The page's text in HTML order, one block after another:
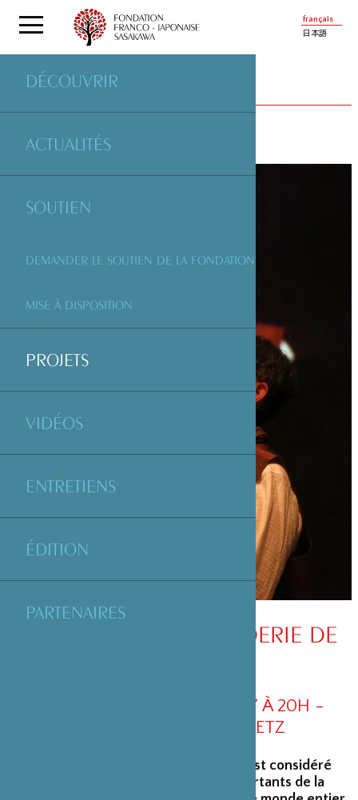
français
日本語
DÉCOUVRIR
ACTUALITÉS
SOUTIEN
DEMANDER LE SOUTIEN DE LA FONDATION
MISE À DISPOSITION
PROJETS
VIDÉOS
ENTRETIENS
ÉDITION
PARTENAIRES
PROJETSSOUTENUS PAR LA FONDATION
EVENING #6 - LA BRODERIE DE
VENDREDI 8 DÉCEMBRE 2017 À 20H -
CENTRE POMPIDOU-METZ
Poète et cinéaste, Gõzõ Yoshimasu est considéré
comme un des poètes les plus importants de la